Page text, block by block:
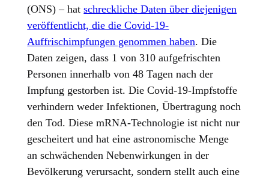
(ONS) – hatschreckliche Daten über diejenigen
veröffentlicht, die die Covid-19-
Auffrischimpfungen genommen haben. Die
Daten zeigen, dass 1 von 310 aufgefrischten
Personen innerhalb von 48 Tagen nach der
Impfung gestorben ist. Die Covid-19-Impfstoffe
verhindern weder Infektionen, Übertragung noch
den Tod. Diese mRNA-Technologie ist nicht nur
gescheitert und hat eine astronomische Menge
an schwächenden Nebenwirkungen in der
Bevölkerung verursacht, sondern stellt auch eine